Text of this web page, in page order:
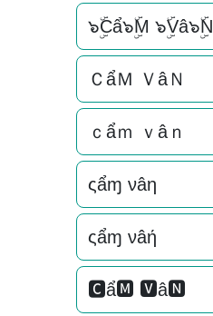
๖ۣۜCẩ๖ۣۜM ๖ۣۜVâ๖ۣۜN
ＣẩＭ ＶâＮ
ｃẩｍ ｖâｎ
ςẩɱ νâη
ςẩɱ νâή
🅲ẩ🅼 🆅â🅽